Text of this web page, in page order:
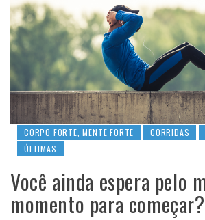
CORPO FORTE, MENTE FORTE CORRIDAS
ÚLTIMAS
Você ainda espera pelo
momento para começar?